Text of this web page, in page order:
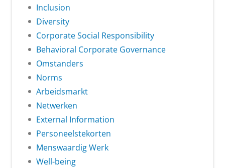
Inclusion
Diversity
Corporate Social Responsibility
Behavioral Corporate Governance
Omstanders
Norms
Arbeidsmarkt
Netwerken
External Information
Personeelstekorten
Menswaardig Werk
Well-being